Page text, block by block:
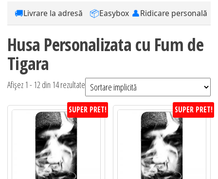
🚚Livrare la adresă 📦Easybox 👤Ridicare personală
Husa Personalizata cu Fum de
Tigara
Afișez 1 - 12 din 14 rezultate
SUPER PRET! SUPER PRET!